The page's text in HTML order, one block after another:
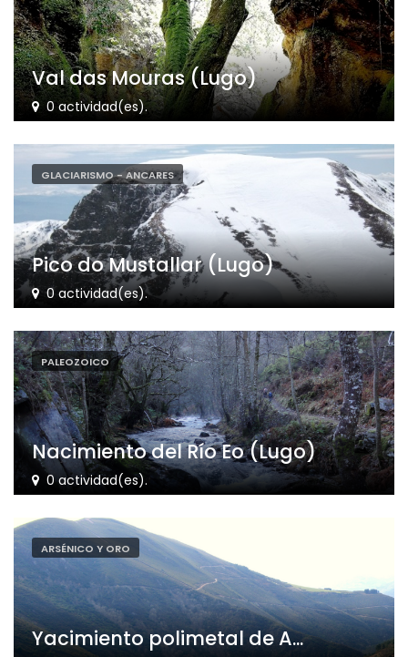
Val das Mouras (Lugo)
0 actividad(es).
GLACIARISMO - ANCARES
Pico do Mustallar (Lugo)
0 actividad(es).
PALEOZOICO
Nacimiento del Río Eo (Lugo)
0 actividad(es).
ARSÉNICO Y ORO
Yacimiento polimetal de A...